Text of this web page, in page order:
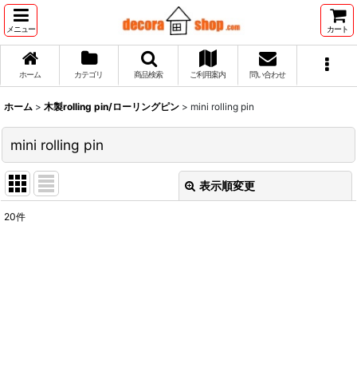
メニュー カート
ホーム カテゴリ 商品検索 ご利用案内 問い合わせ
ホーム > 木製rolling pin/ローリングピン > mini rolling pin
mini rolling pin
表示順変更
20件